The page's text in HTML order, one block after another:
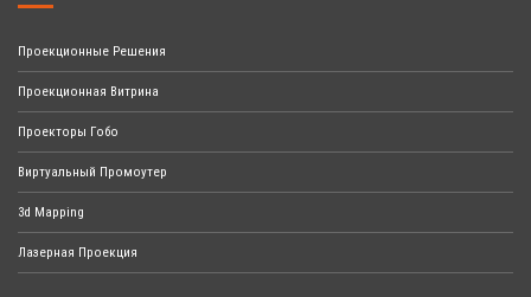
Проекционные Решения
Проекционная Витрина
Проекторы Гобо
Виртуальный Промоутер
3d Mapping
Лазерная Проекция